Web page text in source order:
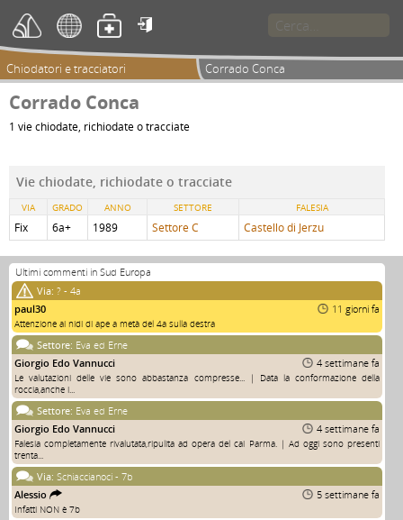

Chiodatori e tracciatori Corrado Conca
Corrado Conca
1 vie chiodate, richiodate o tracciate
Vie chiodate, richiodate o tracciate
VIA GRADO ANNO SETTORE FALESIA
Fix 6a+ 1989 Settore C Castello di Jerzu
Ultimi commenti in Sud Europa
Via: ? - 4a
paul30
11 giorni fa
Attenzione ai nidi di ape a metà del 4a sulla destra
Settore: Eva ed Erne
Giorgio Edo Vannucci
4 settimane fa
Le valutazioni delle vie sono abbastanza compresse... | Data la conformazione della
roccia,anche i...
Settore: Eva ed Erne
Giorgio Edo Vannucci
4 settimane fa
Falesia completamente rivalutata,ripulita ad opera del cai Parma. | Ad oggi sono presenti
trenta...
Via: Schiaccianoci - 7b
Alessio
5 settimane fa
Infatti NON è 7b